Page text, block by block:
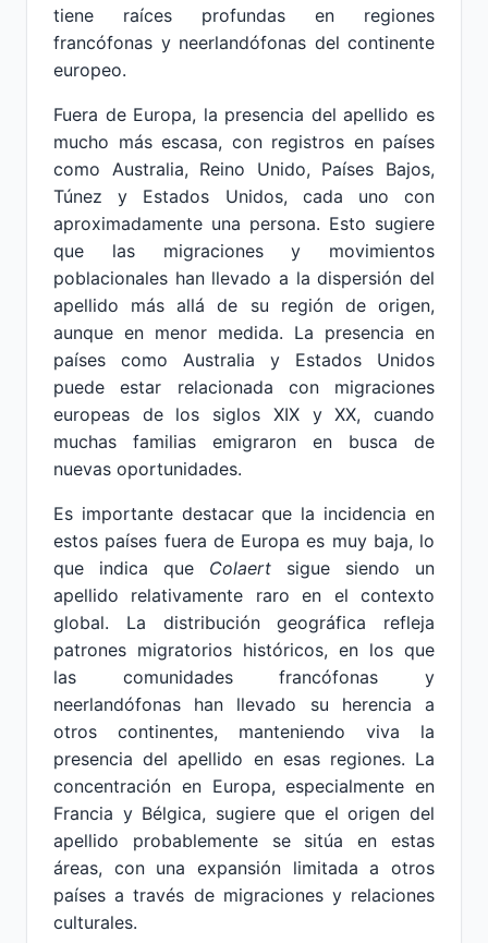
tiene raíces profundas en regiones
francófonas y neerlandófonas del continente
europeo.
Fuera de Europa, la presencia del apellido es
mucho más escasa, con registros en países
como Australia, Reino Unido, Países Bajos,
Túnez y Estados Unidos, cada uno con
aproximadamente una persona. Esto sugiere
que las migraciones y movimientos
poblacionales han llevado a la dispersión del
apellido más allá de su región de origen,
aunque en menor medida. La presencia en
países como Australia y Estados Unidos
puede estar relacionada con migraciones
europeas de los siglos XIX y XX, cuando
muchas familias emigraron en busca de
nuevas oportunidades.
Es importante destacar que la incidencia en
estos países fuera de Europa es muy baja, lo
que indica que Colaert sigue siendo un
apellido relativamente raro en el contexto
global. La distribución geográfica refleja
patrones migratorios históricos, en los que
las comunidades francófonas y
neerlandófonas han llevado su herencia a
otros continentes, manteniendo viva la
presencia del apellido en esas regiones. La
concentración en Europa, especialmente en
Francia y Bélgica, sugiere que el origen del
apellido probablemente se sitúa en estas
áreas, con una expansión limitada a otros
países a través de migraciones y relaciones
culturales.